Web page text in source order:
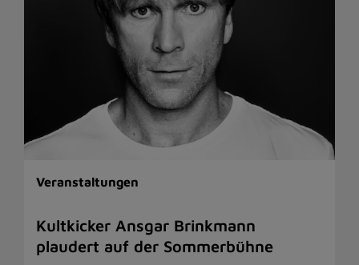
Veranstaltungen
Kultkicker Ansgar Brinkmann
plaudert auf der Sommerbühne